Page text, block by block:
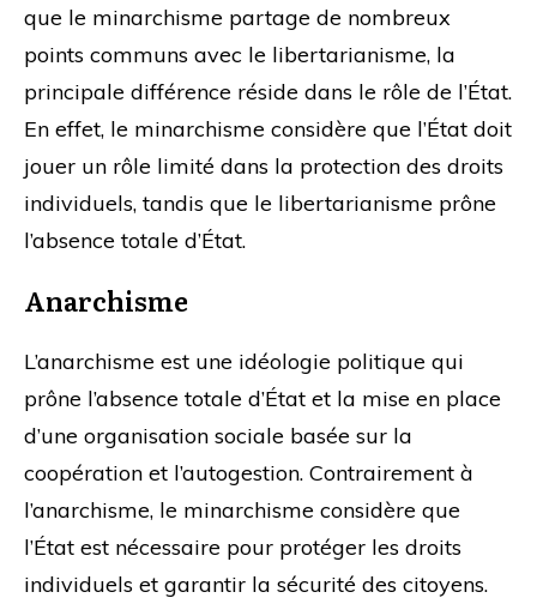
que le minarchisme partage de nombreux
points communs avec le libertarianisme, la
principale différence réside dans le rôle de l’État.
En effet, le minarchisme considère que l’État doit
jouer un rôle limité dans la protection des droits
individuels, tandis que le libertarianisme prône
l’absence totale d’État.
Anarchisme
L’anarchisme est une idéologie politique qui
prône l’absence totale d’État et la mise en place
d’une organisation sociale basée sur la
coopération et l’autogestion. Contrairement à
l’anarchisme, le minarchisme considère que
l’État est nécessaire pour protéger les droits
individuels et garantir la sécurité des citoyens.